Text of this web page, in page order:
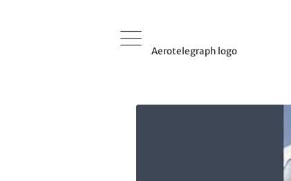
Aerotelegraph logo